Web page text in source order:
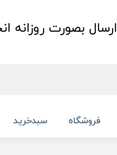
ارسال بصورت
فروشگاه سبدخرید